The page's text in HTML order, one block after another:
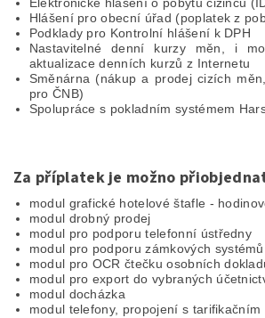
Elektronické hlášení o pobytu cizinců
Hlášení pro obecní úřad (poplatek z
Podklady pro Kontrolní hlášení k DPH
Nastavitelné denní kurzy měn, i
aktualizace denních kurzů z Internetu
Směnárna (nákup a prodej cizích
pro ČNB)
Spolupráce s pokladním systémem
Za příplatek je možno
modul grafické hotelové štafle -
modul drobný prodej
modul pro podporu telefonní ústředny
modul pro podporu zámkových systémů
modul pro OCR čtečku osobních
modul pro export do vybraných
modul docházka
modul telefony, propojení s tarifikačním